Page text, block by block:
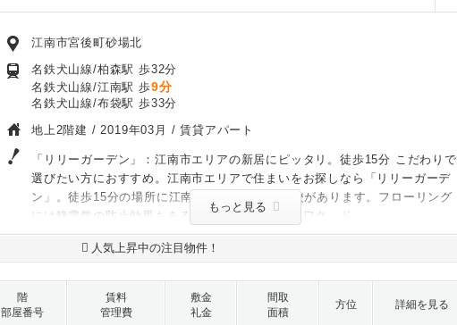
江南市宮後町砂場北
名鉄犬山線/柏森駅 歩32分
名鉄犬山線/江南駅 歩9分
名鉄犬山線/布袋駅 歩33分
地上2階建 /2019年03月 / 賃貸アパート
「リリーガーデン」：江南市エリアの新居にピッタリ。徒歩15分 こだわりで
選びたい方におすすめ。江南市エリアで住まいをお探しなら「リリーガーデ
ン」。徒歩15分の場所に江南市立古知野南小学校があります。フローリング
には静電気の防止効果もあるので好評です。ワクワク、ド
もっと見る
人気上昇中の注目物件！
階
部屋番号
賃料
管理費
敷金
礼金
間取
面積
方位 詳細を見る